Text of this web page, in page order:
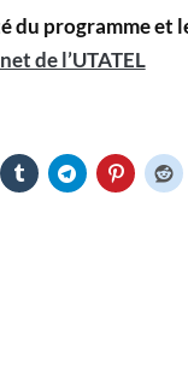
programme et
de l’UTATEL